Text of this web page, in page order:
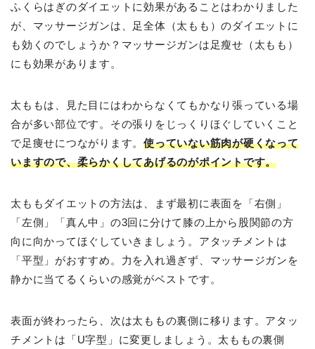
ふくらはぎのダイエットに効果があることはわかりました
が、マッサージガンは、足全体（太もも）のダイエットに
も効くのでしょうか？マッサージガンは足瘦せ（太もも）
にも効果があります。
太ももは、見た目にはわからなくてもかなり張っている場
合が多い部位です。その張りをじっくりほぐしていくこと
で足痩せにつながります。使っていない筋肉が硬くなって
いますので、柔らかくしてあげるのがポイントです。
太ももダイエットの方法は、まず最初に表面を「右側」
「左側」「真ん中」の3回に分けて膝の上から股関節の方
向に向かってほぐしていきましょう。アタッチメントは
「平型」がおすすめ。力を入れ過ぎず、マッサージガンを
静かに当てるくらいの感覚がベストです。
表面が終わったら、次は太ももの裏側に移ります。アタッ
チメントは「U字型」に変更しましょう。太ももの裏側